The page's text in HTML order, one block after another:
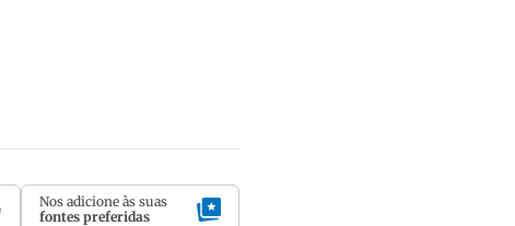
Nos adicione às suas
fontes preferidas